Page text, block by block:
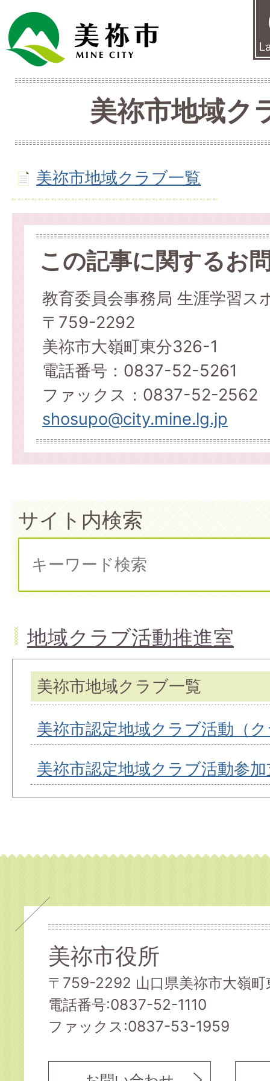
美祢市地域ク
美祢市地域クラブ一覧
この記事に関するお
教育委員会事務局 生涯学習ス
〒759-2292
美祢市大嶺町東分326-1
電話番号：0837-52-5261
ファックス：0837-52-2562
shosupo@city.mine.lg.jp
サイト内検索
地域クラブ活動推進室
美祢市地域クラブ一覧
美祢市認定地域クラブ活動（
美祢市認定地域クラブ活動参
美祢市役所
〒759-2292 山口県美祢市大嶺
電話番号:0837-52-1110
ファックス:0837-53-1959